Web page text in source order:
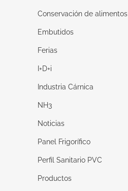
Conservación de alimentos
Embutidos
Ferias
I+D+i
Industria Cárnica
NH3
Noticias
Panel Frigorífico
Perfil Sanitario PVC
Productos